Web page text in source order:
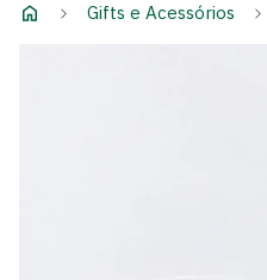
Gifts e Acessórios